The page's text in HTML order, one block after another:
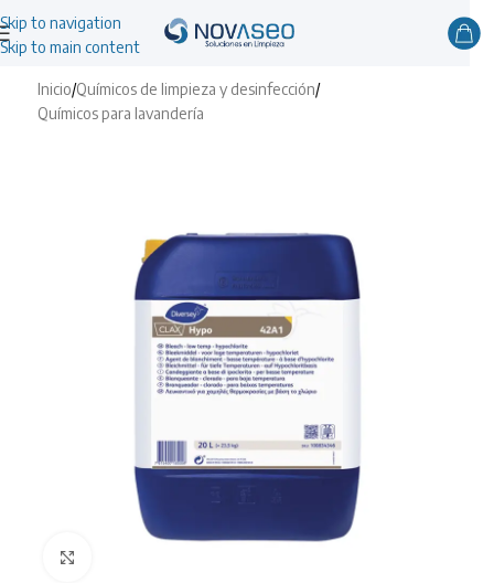
Skip to navigation
Skip to main content
Inicio/Químicos de limpieza y desinfección/
Químicos para lavandería